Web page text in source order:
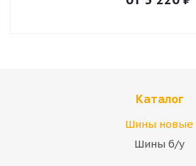
Каталог
Шины новые
Шины б/у